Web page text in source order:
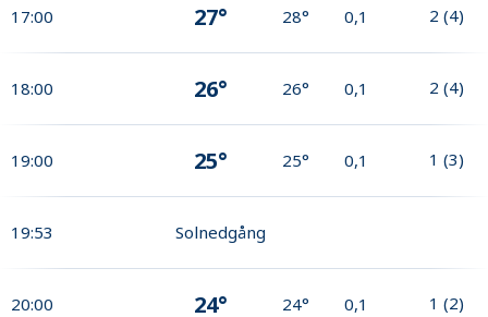
17:00 27° 28° 0,1 2 (4)
18:00 26° 26° 0,1 2 (4)
19:00 25° 25° 0,1 1 (3)
19:53 Solnedgång
20:00 24° 24° 0,1 1 (2)